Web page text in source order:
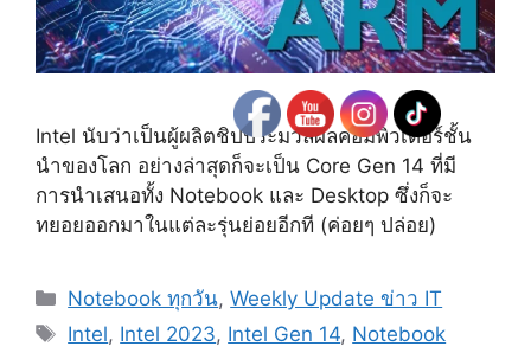
Intel นับว่าเป็นผู้ผลิตชิปประมวลผลคอมพิวเตอร์ชั้น
นำของโลก อย่างล่าสุดก็จะเป็น Core Gen 14 ที่มี
การนำเสนอทั้ง Notebook และ Desktop ซึ่งก็จะ
ทยอยออกมาในแต่ละรุ่นย่อยอีกที (ค่อยๆ ปล่อย)
Categories
Notebook ทุกวัน,Weekly Update ข่าว IT
Tags
Intel, Intel 2023, Intel Gen 14, Notebook